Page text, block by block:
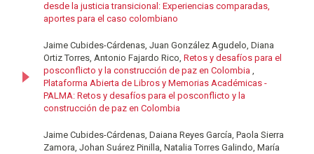
desde la justicia transicional: Experiencias comparadas,
aportes para el caso colombiano
Jaime Cubides-Cárdenas, Juan González Agudelo, Diana
Ortiz Torres, Antonio Fajardo Rico, Retos y desafíos para el
posconflicto y la construcción de paz en Colombia ,
Plataforma Abierta de Libros y Memorias Académicas -
PALMA: Retos y desafíos para el posconflicto y la
construcción de paz en Colombia
Jaime Cubides-Cárdenas, Daiana Reyes García, Paola Sierra
Zamora, Johan Suárez Pinilla, Natalia Torres Galindo, María